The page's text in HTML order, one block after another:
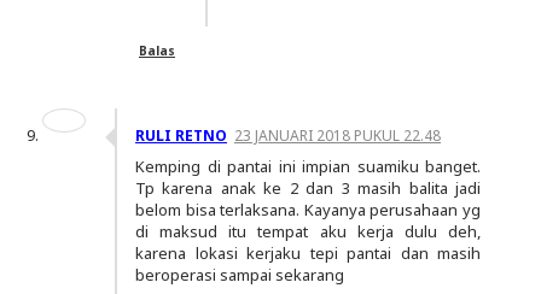
Balas
RULI RETNO 23 JANUARI 2018 PUKUL 22.48
Kemping di pantai ini impian suamiku banget.
Tp karena anak ke 2 dan 3 masih balita jadi
belom bisa terlaksana. Kayanya perusahaan yg
di maksud itu tempat aku kerja dulu deh,
karena lokasi kerjaku tepi pantai dan masih
beroperasi sampai sekarang